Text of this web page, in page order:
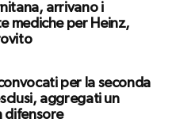
arrivano i
mediche per Heinz,
convocati per la seconda
aggregati un
difensore